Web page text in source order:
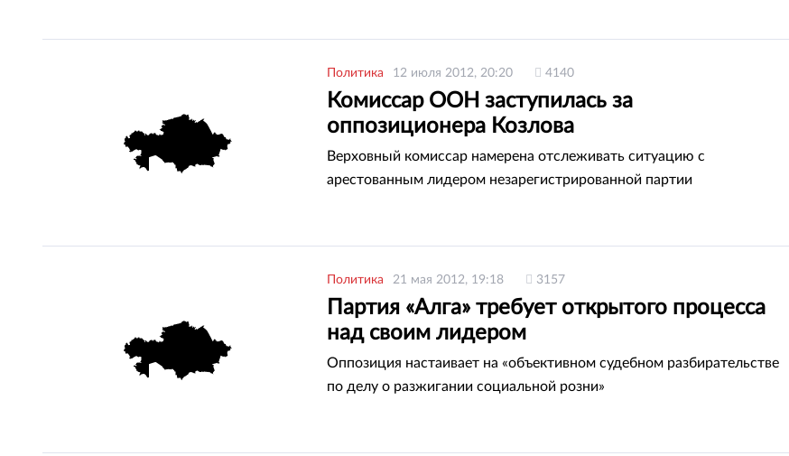
Политика 12 июля 2012, 20:20 4140
Комиссар ООН заступилась за
оппозиционера Козлова
Верховный комиссар намерена отслеживать ситуацию с
арестованным лидером незарегистрированной партии
Политика 21 мая 2012, 19:18 3157
Партия «Алга» требует открытого процесса
над своим лидером
Оппозиция настаивает на «объективном судебном разбирательстве
по делу о разжигании социальной розни»